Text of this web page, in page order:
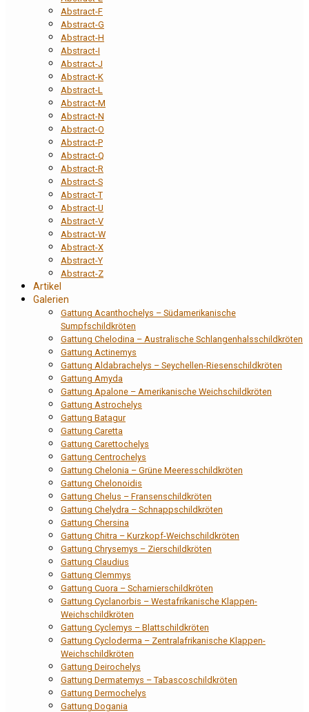
Abstract-F
Abstract-G
Abstract-H
Abstract-I
Abstract-J
Abstract-K
Abstract-L
Abstract-M
Abstract-N
Abstract-O
Abstract-P
Abstract-Q
Abstract-R
Abstract-S
Abstract-T
Abstract-U
Abstract-V
Abstract-W
Abstract-X
Abstract-Y
Abstract-Z
Artikel
Galerien
Gattung Acanthochelys – Südamerikanische
Sumpfschildkröten
Gattung Chelodina – Australische Schlangenhalsschildkröten
Gattung Actinemys
Gattung Aldabrachelys – Seychellen-Riesenschildkröten
Gattung Amyda
Gattung Apalone – Amerikanische Weichschildkröten
Gattung Astrochelys
Gattung Batagur
Gattung Caretta
Gattung Carettochelys
Gattung Centrochelys
Gattung Chelonia – Grüne Meeresschildkröten
Gattung Chelonoidis
Gattung Chelus – Fransenschildkröten
Gattung Chelydra – Schnappschildkröten
Gattung Chersina
Gattung Chitra – Kurzkopf-Weichschildkröten
Gattung Chrysemys – Zierschildkröten
Gattung Claudius
Gattung Clemmys
Gattung Cuora – Scharnierschildkröten
Gattung Cyclanorbis – Westafrikanische Klappen-
Weichschildkröten
Gattung Cyclemys – Blattschildkröten
Gattung Cycloderma – Zentralafrikanische Klappen-
Weichschildkröten
Gattung Deirochelys
Gattung Dermatemys – Tabascoschildkröten
Gattung Dermochelys
Gattung Dogania